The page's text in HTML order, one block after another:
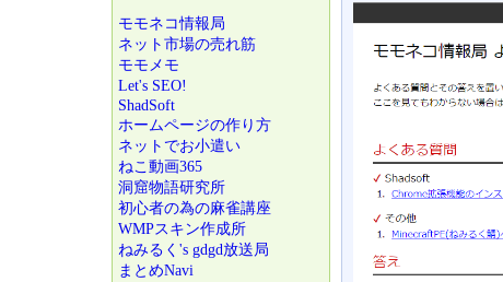
モモネコ情報局
ネット市場の売れ筋
モモメモ
Let's SEO!
ShadSoft
ホームページの作り方
ネットでお小遣い
ねこ動画365
洞窟物語研究所
初心者の為の麻雀講座
WMPスキン作成所
ねみるく's gdgd放送局
まとめNavi